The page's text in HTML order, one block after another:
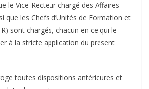
le Vice-Recteur chargé des Affaires
que les Chefs d’Unités de Formation et
sont chargés, chacun en ce qui le
à la stricte application du présent
toutes dispositions antérieures et